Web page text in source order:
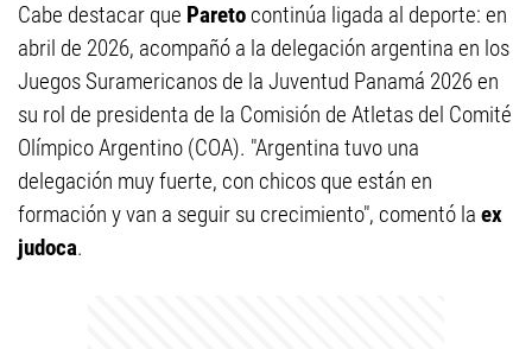
Cabe destacar que Pareto continúa ligada al deporte: en
abril de 2026, acompañó a la delegación argentina en los
Juegos Suramericanos de la Juventud Panamá 2026 en
su rol de presidenta de la Comisión de Atletas del Comité
Olímpico Argentino (COA). "Argentina tuvo una
delegación muy fuerte, con chicos que están en
formación y van a seguir su crecimiento", comentó la ex
judoca.